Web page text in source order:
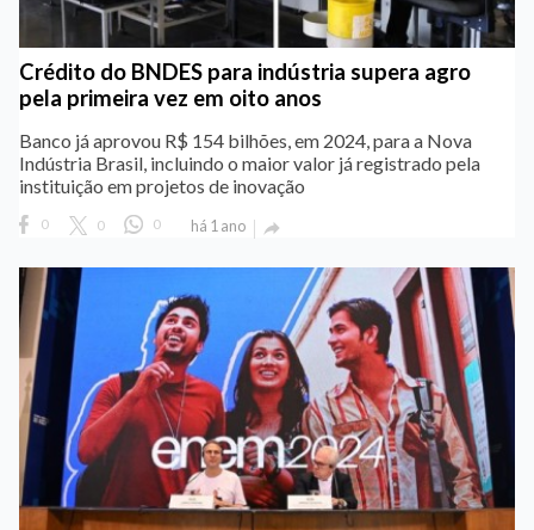
Crédito do BNDES para indústria supera agro
pela primeira vez em oito anos
Banco já aprovou R$ 154 bilhões, em 2024, para a Nova
Indústria Brasil, incluindo o maior valor já registrado pela
instituição em projetos de inovação
0 0 0 há 1 ano 